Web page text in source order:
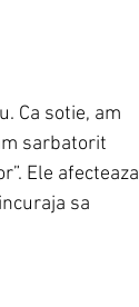
Ca sotie, am
sarbatorit
Ele afecteaza
sa